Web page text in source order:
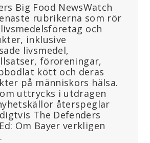
Big Food NewsWatch
rubrikerna som rör
och
inklusive
livsmedel,
föroreningar,
kött och deras
på människors hälsa.
uttrycks i utdragen
återspeglar
The Defenders
Om Bayer verkligen